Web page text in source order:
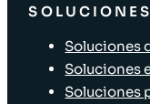
SOLUCIONES
Soluciones
Soluciones
Soluciones